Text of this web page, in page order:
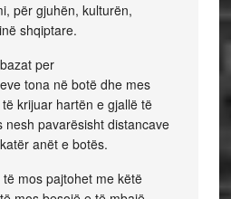
për gjuhën, kulturën,
shqiptare.
per
tona në botë dhe mes
krijuar hartën e gjallë të
nesh pavarësisht distancave
anët e botës.
mos pajtohet me këtë